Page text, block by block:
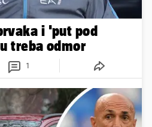
i 'put pod
treba odmor
1